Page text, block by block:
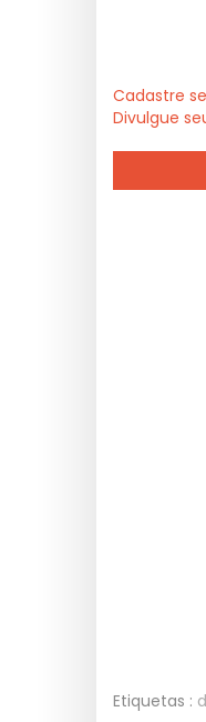
Cadastre
Divulgue
Etiquetas :